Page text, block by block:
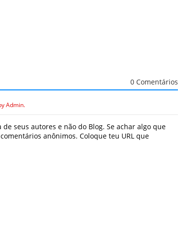
0 Comentários
Admin.
seus autores e não do Blog. Se achar algo que
anônimos. Coloque teu URL que